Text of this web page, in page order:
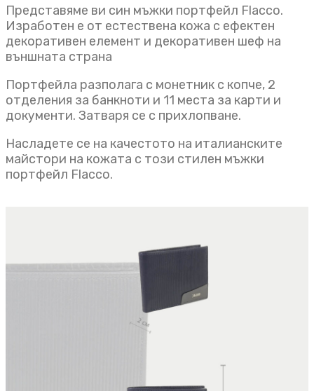
Представяме ви син мъжки портфейл Flacco.
Изработен е от естествена кожа с ефектен
декоративен елемент и декоративен шеф на
външната страна
Портфейла разполага с монетник с копче, 2
отделения за банкноти и 11 места за карти и
документи. Затваря се с прихлопване.
Насладете се на качестото на италианските
майстори на кожата с този стилен мъжки
портфейл Flacco.